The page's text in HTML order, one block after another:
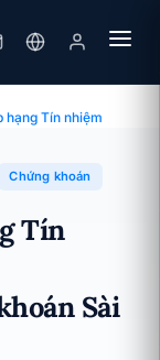
ty Cổ phần Chứng
hạng Tín nhiệm
Chứng khoán
Tín
Sài